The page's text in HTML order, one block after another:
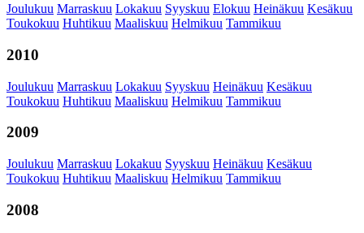
Joulukuu Marraskuu Lokakuu Syyskuu Elokuu Heinäkuu Kesäkuu
Toukokuu Huhtikuu Maaliskuu Helmikuu Tammikuu
2010
Joulukuu Marraskuu Lokakuu Syyskuu Heinäkuu Kesäkuu
Toukokuu Huhtikuu Maaliskuu Helmikuu Tammikuu
2009
Joulukuu Marraskuu Lokakuu Syyskuu Heinäkuu Kesäkuu
Toukokuu Huhtikuu Maaliskuu Helmikuu Tammikuu
2008